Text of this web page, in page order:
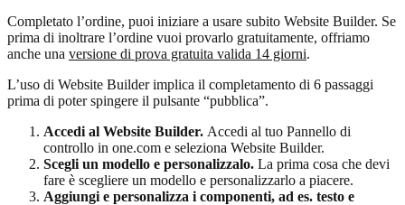
Completato l’ordine, puoi iniziare a usare subito Website Builder. Se
prima di inoltrare l’ordine vuoi provarlo gratuitamente, offriamo
anche una versione di prova gratuita valida 14 giorni.
L’uso di Website Builder implica il completamento di 6 passaggi
prima di poter spingere il pulsante “pubblica”.
Accedi al Website Builder. Accedi al tuo Pannello di
controllo in one.com e seleziona Website Builder.
Scegli un modello e personalizzalo. La prima cosa che devi
fare è scegliere un modello e personalizzarlo a piacere.
Aggiungi e personalizza i componenti, ad es. testo e